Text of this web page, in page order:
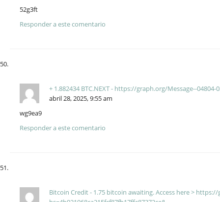
52g3ft
Responder a este comentario
+ 1.882434 BTC.NEXT - https://graph.org/Message--
abril 28, 2025, 9:55 am
wg9ea9
Responder a este comentario
Bitcoin Credit - 1.75 bitcoin awaiting. Access here >